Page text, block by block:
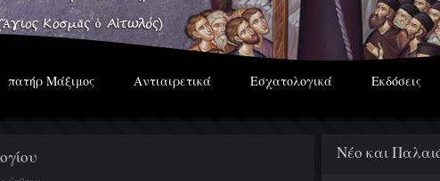
πατήρ Μάξιμος Αντιαιρετικά Εσχατολογικά Εκδόσεις
Νέο και